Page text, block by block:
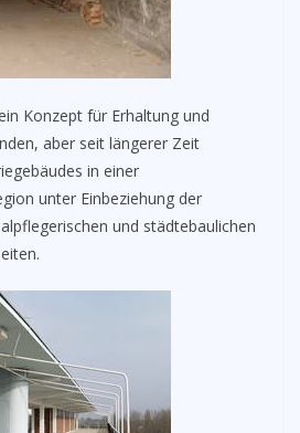
Konzept für Erhaltung und
aber seit längerer Zeit
in einer
unter Einbeziehung der
und städtebaulichen